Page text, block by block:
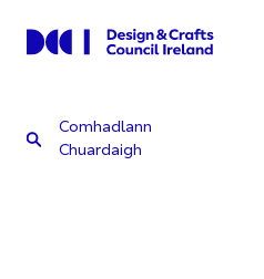
ComhadlannChuardaigh
Comhadlann
Chuardaigh